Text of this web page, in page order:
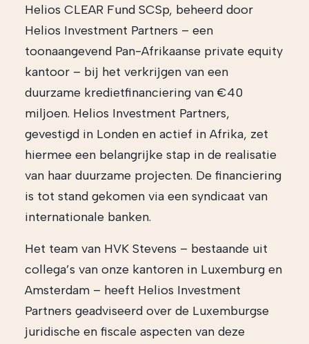
Helios CLEAR Fund SCSp, beheerd door
Helios Investment Partners – een
toonaangevend Pan-Afrikaanse private equity
kantoor – bij het verkrijgen van een
duurzame kredietfinanciering van €40
miljoen. Helios Investment Partners,
gevestigd in Londen en actief in Afrika, zet
hiermee een belangrijke stap in de realisatie
van haar duurzame projecten. De financiering
is tot stand gekomen via een syndicaat van
internationale banken.
Het team van HVK Stevens – bestaande uit
collega’s van onze kantoren in Luxemburg en
Amsterdam – heeft Helios Investment
Partners geadviseerd over de Luxemburgse
juridische en fiscale aspecten van deze